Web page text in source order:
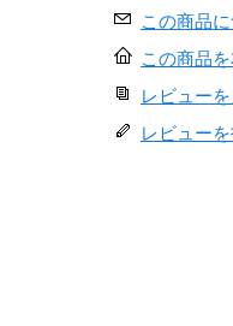
この商品
この商品
レビュー
レビュー